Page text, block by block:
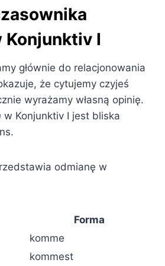
Konjunktiv I
głównie do relacjonowania
że cytujemy czyjeś
wyrażamy własną opinię.
w Konjunktiv I jest bliska
odmianę w
Forma
komme
kommest